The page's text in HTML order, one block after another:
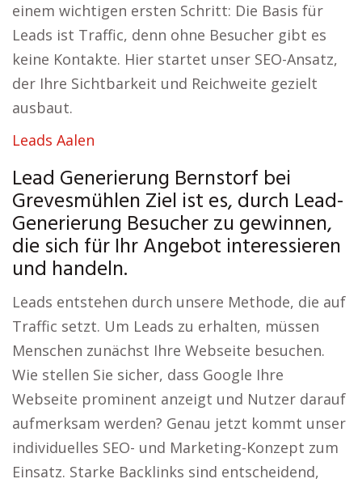
einem wichtigen ersten Schritt: Die Basis für
Leads ist Traffic, denn ohne Besucher gibt es
keine Kontakte. Hier startet unser SEO-Ansatz,
der Ihre Sichtbarkeit und Reichweite gezielt
ausbaut.
Leads Aalen
Lead Generierung Bernstorf bei
Grevesmühlen Ziel ist es, durch Lead-
Generierung Besucher zu gewinnen,
die sich für Ihr Angebot interessieren
und handeln.
Leads entstehen durch unsere Methode, die auf
Traffic setzt. Um Leads zu erhalten, müssen
Menschen zunächst Ihre Webseite besuchen.
Wie stellen Sie sicher, dass Google Ihre
Webseite prominent anzeigt und Nutzer darauf
aufmerksam werden? Genau jetzt kommt unser
individuelles SEO- und Marketing-Konzept zum
Einsatz. Starke Backlinks sind entscheidend,